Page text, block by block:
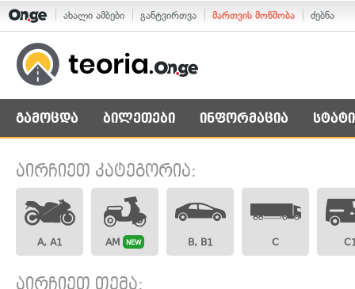
ახალი ამბები განტვირთვა მართვის მოწმობა ძებნა
გამოცდა ბილეთები ინფორმაცია
აირჩიეთ კატეგორია:
A, A1 AM NEW B, B1 C
აირჩიეთ თემა: